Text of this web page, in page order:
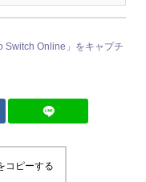
Online」をキャプチ
コピーする